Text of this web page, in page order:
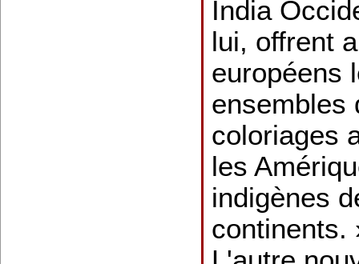
India
lui, offrent
européens
ensembles
coloriages
les
indigènes